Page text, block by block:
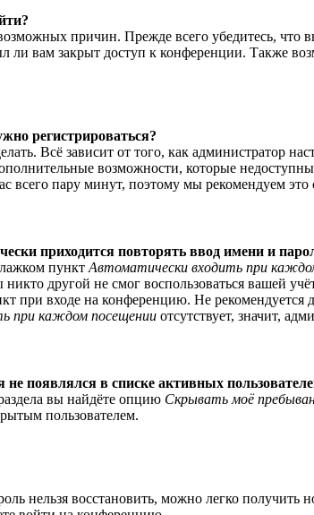
причин. Прежде всего убедитесь, что
ли вам закрыт доступ к конференции. Также
регистрироваться?
Всё зависит от того, как администратор
возможности, которые
всего пару минут, поэтому мы рекомендуем это
приходится повторять ввод имени и
пункт Автоматически входить при
никто другой не смог воспользоваться вашей
при входе на конференцию. Не рекомендуется
при каждом посещении отсутствует, значит,
не появлялся в списке активных
вы найдёте опцию Скрывать моё
пользователем.
нельзя восстановить, можно легко